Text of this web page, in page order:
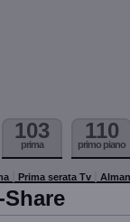
103
prima
110
primo piano
Prima serata Tv